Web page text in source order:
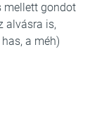
mellett gondot
alvásra is,
a méh)